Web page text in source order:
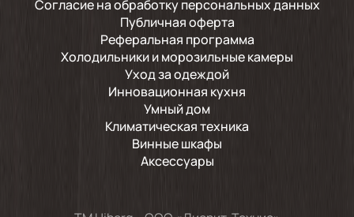
Согласие на обработку персональных данных
Публичная оферта
Реферальная программа
Холодильники и морозильные камеры
Уход за одеждой
Инновационная кухня
Умный дом
Климатическая техника
Винные шкафы
Аксессуары